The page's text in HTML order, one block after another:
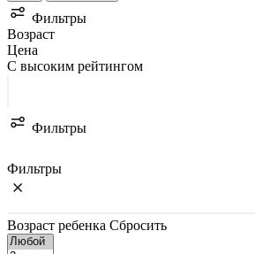
Фильтры
Возраст
Цена
С высоким рейтингом
Фильтры
Фильтры
Возраст ребенка Сбросить